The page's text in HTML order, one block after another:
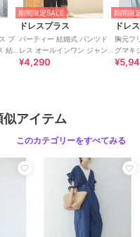
プ
結
期間限定SALE
ドレスプラス
パーティー 結婚式 パンツド
レス オールインワン ジャン
プスーツ
¥4,290
期間限
ドレ
胸元フ
グマキ
アイテム
このカテゴリーをすべてみる